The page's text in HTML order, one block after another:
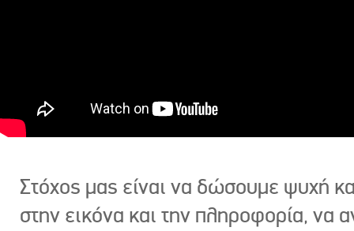
Στόχος μας είναι να δώσουμε ψυχή
στην εικόνα και την πληροφορία, να